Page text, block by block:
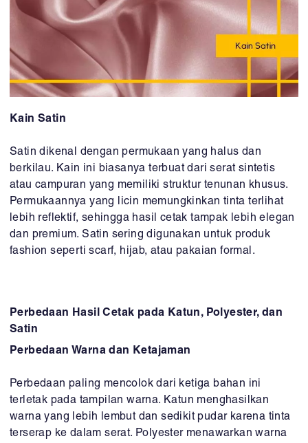
Kain Satin
Satin dikenal dengan permukaan yang halus dan
berkilau. Kain ini biasanya terbuat dari serat sintetis
atau campuran yang memiliki struktur tenunan khusus.
Permukaannya yang licin memungkinkan tinta terlihat
lebih reflektif, sehingga hasil cetak tampak lebih elegan
dan premium. Satin sering digunakan untuk produk
fashion seperti scarf, hijab, atau pakaian formal.
Perbedaan Hasil Cetak pada Katun, Polyester, dan
Satin
Perbedaan Warna dan Ketajaman
Perbedaan paling mencolok dari ketiga bahan ini
terletak pada tampilan warna. Katun menghasilkan
warna yang lebih lembut dan sedikit pudar karena tinta
terserap ke dalam serat. Polyester menawarkan warna